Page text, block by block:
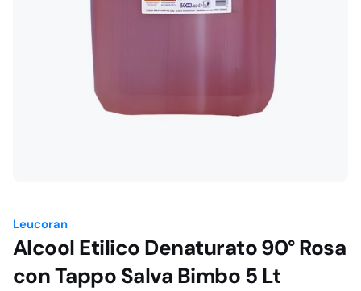
Leucoran
Alcool Etilico Denaturato 90° Rosa
con Tappo Salva Bimbo 5 Lt